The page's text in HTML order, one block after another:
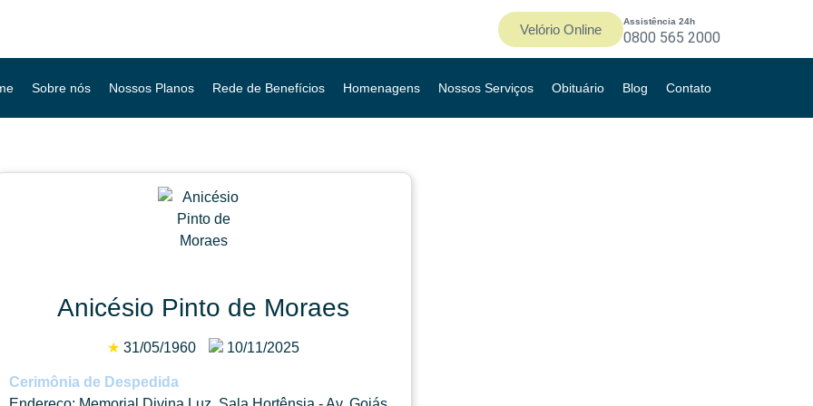
Velório Online Assistência 24h
0800 565 2000
Sobre nós Nossos Planos Rede de Benefícios Homenagens Nossos Serviços Obituário Blog Contato
Anicésio Pinto de Moraes
★ 31/05/1960 10/11/2025
Cerimônia de Despedida